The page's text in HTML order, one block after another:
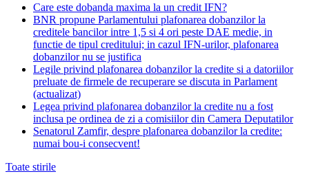
Care este dobanda maxima la un credit IFN?
BNR propune Parlamentului plafonarea dobanzilor la
creditele bancilor intre 1,5 si 4 ori peste DAE medie, in
functie de tipul creditului; in cazul IFN-urilor, plafonarea
dobanzilor nu se justifica
Legile privind plafonarea dobanzilor la credite si a datoriilor
preluate de firmele de recuperare se discuta in Parlament
(actualizat)
Legea privind plafonarea dobanzilor la credite nu a fost
inclusa pe ordinea de zi a comisiilor din Camera Deputatilor
Senatorul Zamfir, despre plafonarea dobanzilor la credite:
numai bou-i consecvent!
Toate stirile